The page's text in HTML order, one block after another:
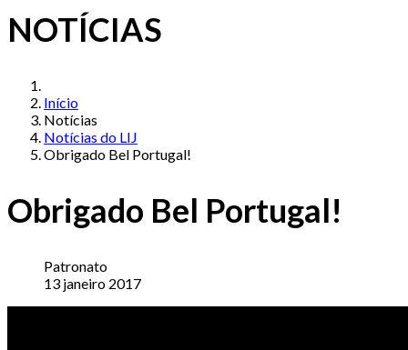
NOTÍCIAS
Início
Notícias
Notícias do LIJ
Obrigado Bel Portugal!
Obrigado Bel Portugal!
Patronato
13 janeiro 2017